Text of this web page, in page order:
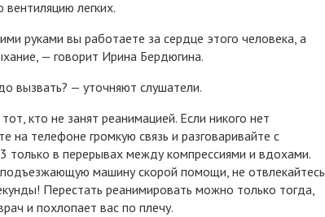
вентиляцию легких.
руками вы работаете за сердце этого человека, а
— говорит Ирина Бердюгина.
вызвать? — уточняют слушатели.
кто не занят реанимацией. Eсли никого нет
на телефоне громкую связь и разговаривайте с
только в перерывах между компрессиями и вдохами.
машину скорой помощи, не отвлекайтесь
Перестать реанимировать можно только тогда,
и похлопает вас по плечу.